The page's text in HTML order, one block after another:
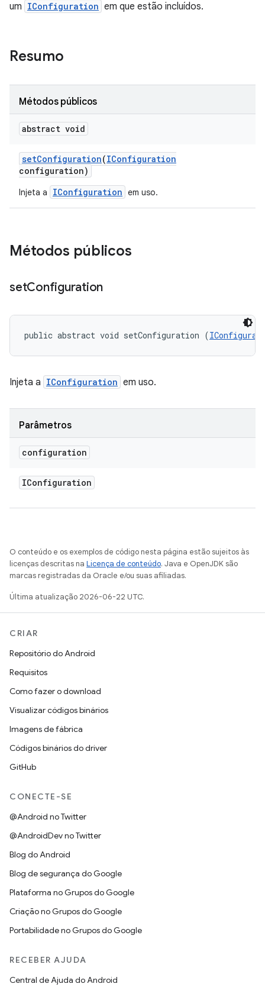
um IConfiguration em que estão incluídos.
Resumo
Métodos públicos
abstract void
setConfiguration(IConfiguration
configuration)
Injeta a IConfiguration em uso.
Métodos públicos
setConfiguration
public abstract void setConfiguration (
Injeta a IConfiguration em uso.
Parâmetros
configuration
IConfiguration
O conteúdo e os exemplos de código nesta página estão sujeitos às
licenças descritas na Licença de conteúdo. Java e OpenJDK são
marcas registradas da Oracle e/ou suas afiliadas.
Última atualização 2026-06-22 UTC.
CRIAR
Repositório do Android
Requisitos
Como fazer o download
Visualizar códigos binários
Imagens de fábrica
Códigos binários do driver
GitHub
CONECTE-SE
@Android no Twitter
@AndroidDev no Twitter
Blog do Android
Blog de segurança do Google
Plataforma no Grupos do Google
Criação no Grupos do Google
Portabilidade no Grupos do Google
RECEBER AJUDA
Central de Ajuda do Android